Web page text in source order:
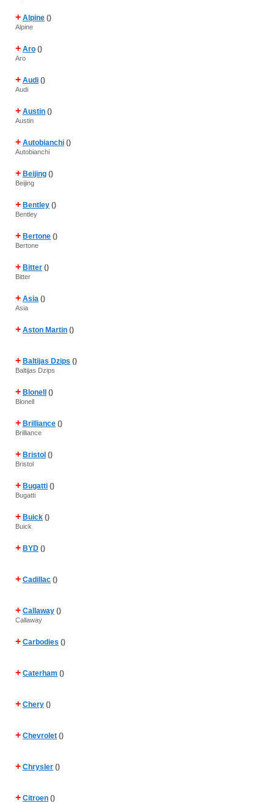
+ Alpine ()
Alpine
+ Aro ()
Aro
+ Audi ()
Audi
+ Austin ()
Austin
+ Autobianchi ()
Autobianchi
+ Beijing ()
Beijing
+ Bentley ()
Bentley
+ Bertone ()
Bertone
+ Bitter ()
Bitter
+ Asia ()
Asia
+ Aston Martin ()
+ Baltijas Dzips ()
Baltijas Dzips
+ Blonell ()
Blonell
+ Brilliance ()
Brilliance
+ Bristol ()
Bristol
+ Bugatti ()
Bugatti
+ Buick ()
Buick
+ BYD ()
+ Cadillac ()
+ Callaway ()
Callaway
+ Carbodies ()
+ Caterham ()
+ Chery ()
+ Chevrolet ()
+ Chrysler ()
+ Citroen ()